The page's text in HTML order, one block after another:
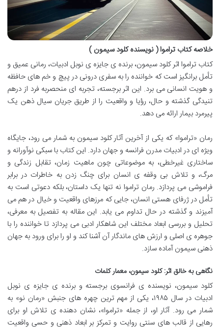
خلاصه کتاب تراموا ( نویسنده کلود سیمون )
کتاب تراموا اثر کلود سیمون، برنده ی جایزه ی نوبل ادبیات، رمانی عمیق و
تأمل برانگیز است که خواننده را به سفری درونی در پیچ و خم های حافظه
و هویت انسانی می برد. این اثر برجسته، تجربه ای منحصربه فرد از درهم
تنیدگی گذشته و حال، رؤیا و واقعیت را از طریق جریان سیال ذهن یک
پیرمرد بیمار ارائه می دهد.
رمان «تراموا» که یکی از آخرین آثار کلود سیمون به شمار می رود، جایگاه
ویژه ای در ادبیات مدرن فرانسه و جهان دارد. این کتاب با سبکی نوآورانه و
ساختاری غیرخطی، به موضوعاتی چون ماهیت زمان، تقابل زندگی و
مرگ، و تلاش بی وقفه ی انسان برای چنگ زدن به خاطرات در برابر
فراموشی می پردازد. رمان تراموا نه تنها یک داستان، بلکه دعوتی است به
تأمل در ژرفای هستی انسان، جایی که مرزهای واقعیت و خیال در هم می
آمیزند و گذشته در حال تداوم می یابد. این مقاله به تفصیل به معرفی،
تحلیل و بررسی ابعاد مختلف این شاهکار ادبی می پردازد تا خواننده را با
جوهره ی اصلی و ارزش های ماندگار آن آشنا کند و او را برای ورود به جهان
ذهنی سیمون آماده سازد.
نگاهی به خالق اثر: کلود سیمون، معمار کلمات
کلود سیمون، نویسنده ی فرانسوی برجسته و برنده ی جایزه ی نوبل
ادبیات در سال ۱۹۸۵، یکی از مهم ترین چهره های جنبش «رمان نو» به
شمار می رود. آثار او، از جمله «تراموا»، نشان دهنده ی تلاش او برای
رهایی از قالب های سنتی روایت و تمرکز بر ابعاد ذهنی و حسی واقعیت